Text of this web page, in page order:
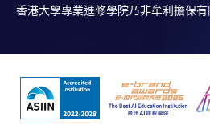
報讀同一學歷頒授課程
個別課程為須報讀同一學歷頒
交下期學費的學員，提供網上
程設有此服務，課程負責人會通
網上支付可通過「繳費靈」
香港大學專業進修學院乃非牟利擔保有